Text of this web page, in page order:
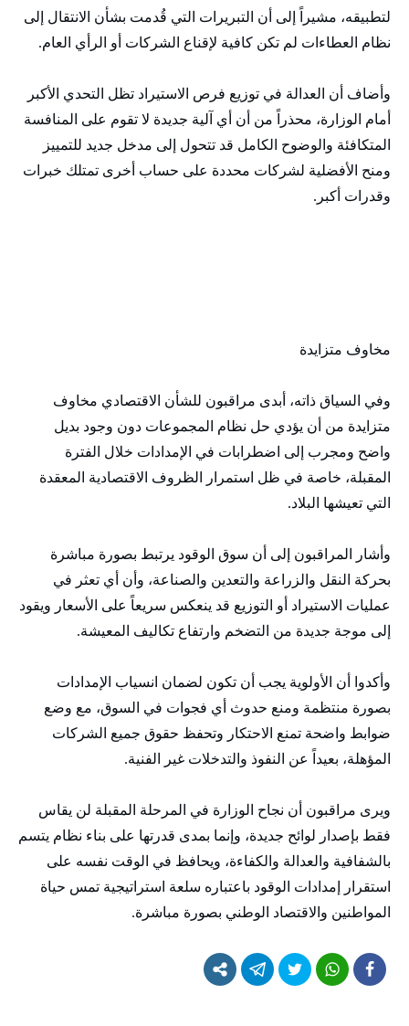
لتطبيقه، مشيراً إلى أن التبريرات التي قُدمت بشأن الانتقال إلى
نظام العطاءات لم تكن كافية لإقناع الشركات أو الرأي العام.
وأضاف أن العدالة في توزيع فرص الاستيراد تظل التحدي الأكبر
أمام الوزارة، محذراً من أن أي آلية جديدة لا تقوم على المنافسة
المتكافئة والوضوح الكامل قد تتحول إلى مدخل جديد للتمييز
ومنح الأفضلية لشركات محددة على حساب أخرى تمتلك خبرات
وقدرات أكبر.
مخاوف متزايدة
وفي السياق ذاته، أبدى مراقبون للشأن الاقتصادي مخاوف
متزايدة من أن يؤدي حل نظام المجموعات دون وجود بديل
واضح ومجرب إلى اضطرابات في الإمدادات خلال الفترة
المقبلة، خاصة في ظل استمرار الظروف الاقتصادية المعقدة
التي تعيشها البلاد.
وأشار المراقبون إلى أن سوق الوقود يرتبط بصورة مباشرة
بحركة النقل والزراعة والتعدين والصناعة، وأن أي تعثر في
عمليات الاستيراد أو التوزيع قد ينعكس سريعاً على الأسعار ويقود
إلى موجة جديدة من التضخم وارتفاع تكاليف المعيشة.
وأكدوا أن الأولوية يجب أن تكون لضمان انسياب الإمدادات
بصورة منتظمة ومنع حدوث أي فجوات في السوق، مع وضع
ضوابط واضحة تمنع الاحتكار وتحفظ حقوق جميع الشركات
المؤهلة، بعيداً عن النفوذ والتدخلات غير الفنية.
ويرى مراقبون أن نجاح الوزارة في المرحلة المقبلة لن يقاس
فقط بإصدار لوائح جديدة، وإنما بمدى قدرتها على بناء نظام يتسم
بالشفافية والعدالة والكفاءة، ويحافظ في الوقت نفسه على
استقرار إمدادات الوقود باعتباره سلعة استراتيجية تمس حياة
المواطنين والاقتصاد الوطني بصورة مباشرة.